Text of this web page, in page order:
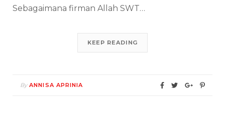
Sebagaimana firman Allah SWT…
KEEP READING
By ANNISA APRINIA